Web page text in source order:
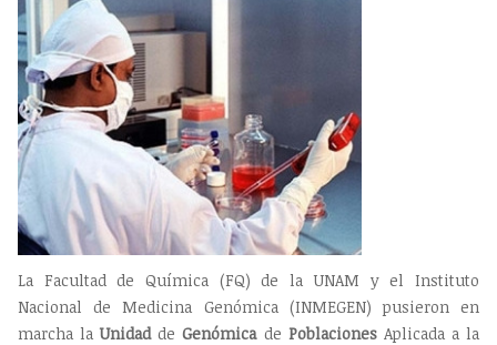
La Facultad de Química (FQ) de la UNAM y el Instituto
Nacional de Medicina Genómica (INMEGEN) pusieron en
marcha laUnidaddeGenómicade PoblacionesAplicada a la